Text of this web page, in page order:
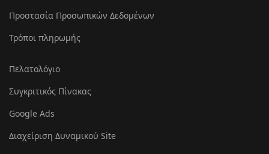
Προστασία Προσωπικών Δεδομένων
Τρόποι πληρωμής
Πελατολόγιο
Συγκριτικός Πίνακας
Google Ads
Διαχείριση Δυναμικού Site